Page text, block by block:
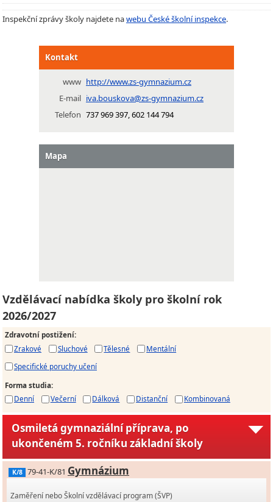
Inspekční zprávy školy najdete nawebu České školní inspekce.
Kontakt
www http://www.zs-gymnazium.cz
E-mail iva.bouskova@zs-gymnazium.cz
Telefon 737 969 397, 602 144 794
Mapa
Vzdělávací nabídka školy pro školní rok
2026/2027
Zdravotní postižení:
Zrakové
Sluchové Tělesné
Mentální
Specifické poruchy učení
Forma studia:
Denní
Večerní Dálková Distanční Kombinovaná
Osmiletá gymnaziální příprava, po
ukončeném 5. ročníku základní školy
K/8 79-41-K/81 Gymnázium
Zaměření nebo Školní vzdělávací program (ŠVP)